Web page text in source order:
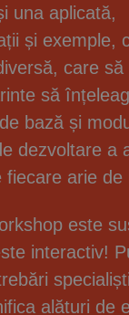
una aplicată,
și exemple,
care să
să
bază și
dezvoltare a
fiecare arie de
este
interactiv!
alături de